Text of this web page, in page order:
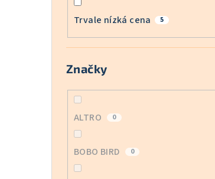
Trvale nízká cena 5
Značky
ALTRO 0
BOBO BIRD 0